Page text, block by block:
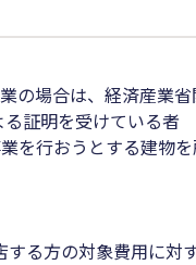
の場合は、経済産業
証明を受けている者
を行おうとする建物
する方の対象費用に対